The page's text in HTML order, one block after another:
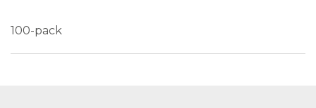
100-pack